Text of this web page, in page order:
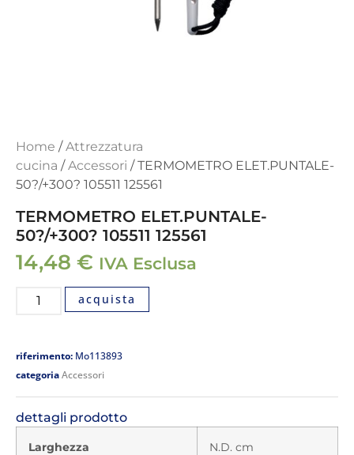
Home /Attrezzatura
cucina /Accessori / TERMOMETRO ELET.PUNTALE-
50?/+300? 105511 125561
TERMOMETRO ELET.PUNTALE-
50?/+300? 105511 125561
14,48 € IVA Esclusa
acquista
riferimento: Mo113893
categoriaAccessori
dettagli prodotto
Larghezza N.D. cm